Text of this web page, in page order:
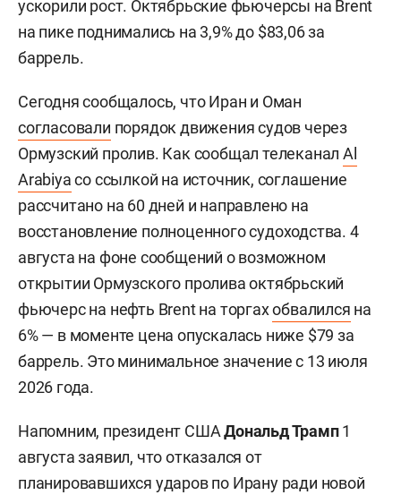
ускорили рост. Октябрьские фьючерсы на Brent
на пике поднимались на 3,9% до $83,06 за
баррель.
Сегодня сообщалось, что Иран и Оман
согласовали порядок движения судов через
Ормузский пролив. Как сообщал телеканал Al
Arabiyaсо ссылкой на источник, соглашение
рассчитано на 60 дней и направлено на
восстановление полноценного судоходства. 4
августа на фоне сообщений о возможном
открытии Ормузского пролива октябрьский
фьючерс на нефть Brent на торгахобвалился на
6% — в моменте цена опускалась ниже $79 за
баррель. Это минимальное значение с 13 июля
2026 года.
Напомним, президент СШАДональд Трамп1
августа заявил, что отказался от
планировавшихся ударов по Ирану ради новой